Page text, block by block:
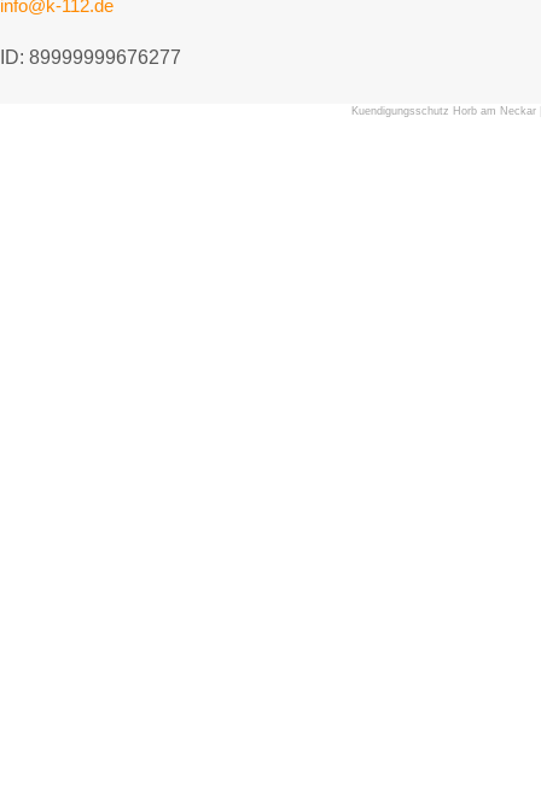
info@k-112.de
ID: 89999999676277
Kuendigungsschutz Horb am Neckar